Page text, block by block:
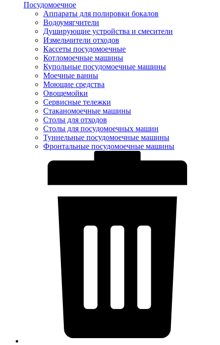
Посудомоечное
Аппараты для полировки бокалов
Водоумягчители
Душирующие устройства и смесители
Измельчители отходов
Кассеты посудомоечные
Котломоечные машины
Купольные посудомоечные машины
Моечные ванны
Моющие средства
Овощемойки
Сервисные тележки
Стаканомоечные машины
Столы для отходов
Столы для посудомоечных машин
Туннельные посудомоечные машины
Фронтальные посудомоечные машины